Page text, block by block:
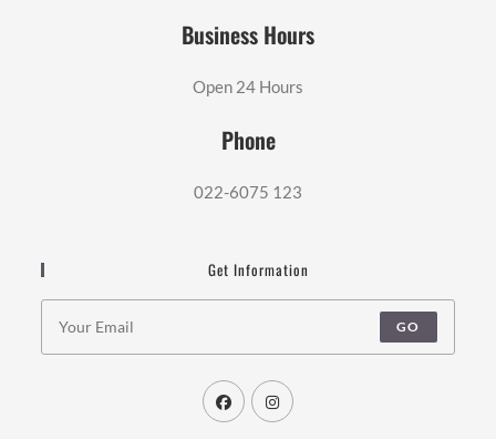
Business Hours
Open 24 Hours
Phone
022-6075 123
Get Information
GO